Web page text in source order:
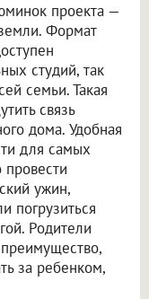
проекта —
Формат
студий, так
семьи. Такая
связь
дома. Удобная
для самых
ужин,
погрузиться
Родители
за ребенком,